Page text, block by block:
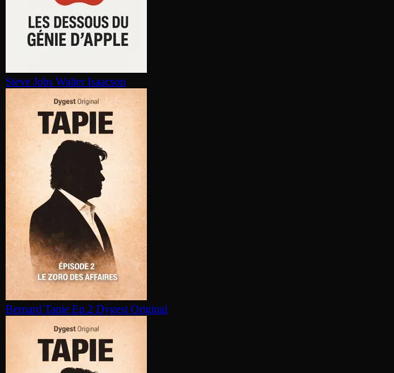
Steve Jobs Walter Isaacson
Bernard Tapie Ep.2 Dygest Original